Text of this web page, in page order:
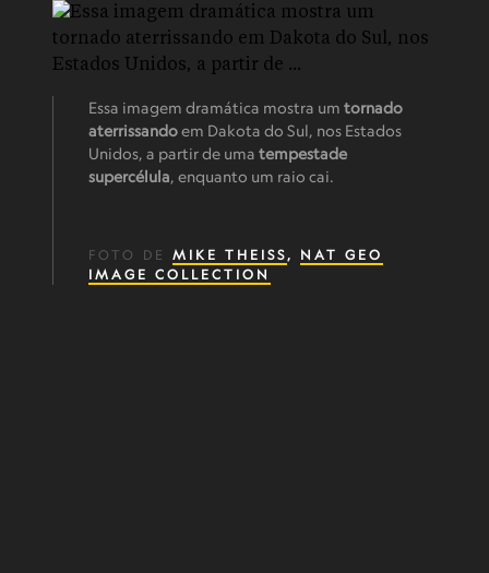
Essa imagem dramática mostra um tornado
aterrissandoem Dakota do Sul, nos Estados
Unidos, a partir de uma tempestade
supercélula, enquanto um raio cai.
FOTO DE MIKE THEISS, NAT GEO
IMAGE COLLECTION